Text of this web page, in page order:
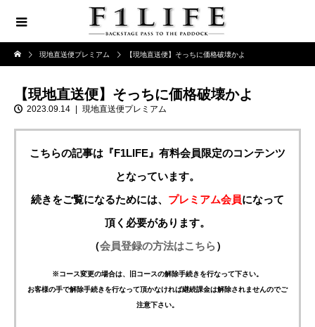
現地直送便プレミアム 【現地直送便】そっちに価格破壊かよ
【現地直送便】そっちに価格破壊かよ
2023.09.14 現地直送便プレミアム
こちらの記事は『F1LIFE』有料会員限定のコンテンツ
となっています。
続きをご覧になるためには、 プレミアム会員になって
頂く必要があります。
（会員登録の方法はこちら）
※コース変更の場合は、旧コースの解除手続きを行なって下さい。
お客様の手で解除手続きを行なって頂かなければ継続課金は解除されませんのでご
注意下さい。